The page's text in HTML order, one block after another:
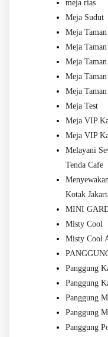
meja rias
Meja Sudut
Meja Taman
Meja
Meja
Meja
Meja
Meja Test
Meja VIP
Meja VIP
Melayani
Tenda Cafe
Kotak
MINI
Misty Cool
Misty Cool
Panggung
Panggung
Panggung
Panggung
Panggung